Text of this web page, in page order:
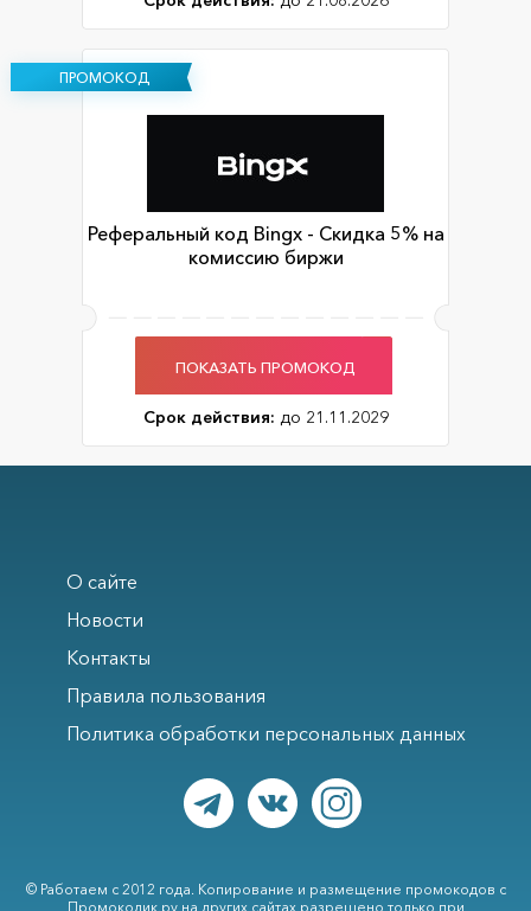
ПРОМОКОД
Реферальный код Bingx - Скидка 5% на
комиссию биржи
ПОКАЗАТЬ ПРОМОКОД
Срок действия: до 21.11.2029
О сайте
Новости
Контакты
Правила пользования
Политика обработки персональных данных
© Работаем с 2012 года. Копирование и размещение промокодов с
Промокодик.ру на других сайтах разрешено только при